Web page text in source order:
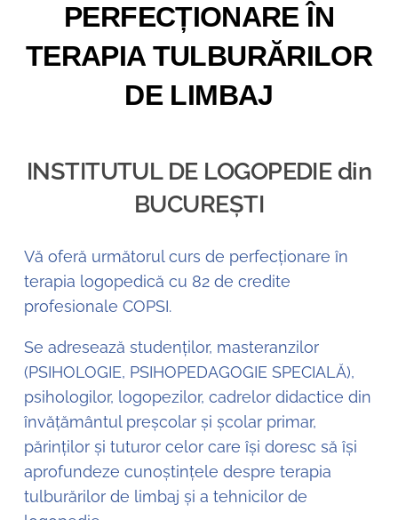
PERFECȚIONARE ÎN
TERAPIA TULBURĂRILOR
DE LIMBAJ
INSTITUTUL DE LOGOPEDIE din
BUCUREȘTI
Vă oferă următorul curs de perfecționare în
terapia logopedică cu 82 de credite
profesionale COPSI.
Se adresează studenților, masteranzilor
(PSIHOLOGIE, PSIHOPEDAGOGIE SPECIALĂ),
psihologilor, logopezilor, cadrelor didactice din
învățământul preșcolar și școlar primar,
părinților și tuturor celor care își doresc să își
aprofundeze cunoștințele despre terapia
tulburărilor de limbaj și a tehnicilor de